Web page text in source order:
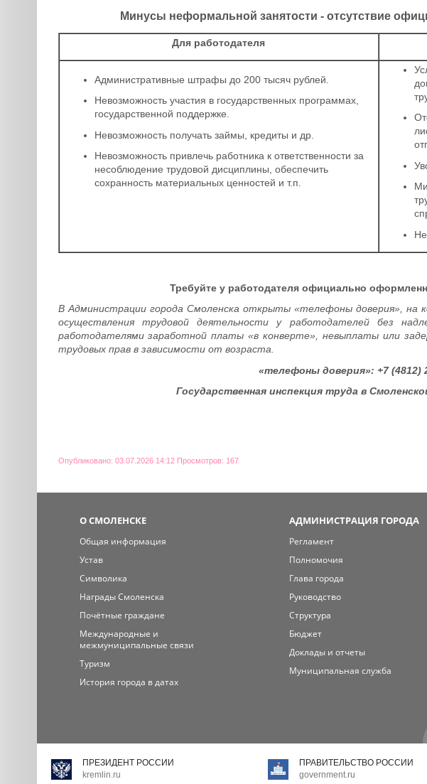
Минусы неформальной занятости - отсутствие
Для работодателя
Административные штрафы до 200 тысяч рублей.
Невозможность участия в государственных программах,
государственной поддержке.
Невозможность получать займы, кредиты и др.
Невозможность привлечь работника к ответственности за
несоблюдение трудовой дисциплины, обеспечить
сохранность материальных ценностей и т.п.
Требуйте у работодателя официально
В Администрации города Смоленска открыты «телефоны доверия»,
осуществления трудовой деятельности у работодателей без
работодателями заработной платы «в конверте», невыплаты или
трудовых прав в зависимости от возраста.
«телефоны доверия»: +7 (4812)
Государственная инспекция труда в
Опубликовано: 03.07.2026 14:12 Просмотров: 167
О СМОЛЕНСКЕ
Общая информация
Устав
Символика
Награды Смоленска
Почётные граждане
Международные и
межмуниципальные связи
Туризм
История города в датах
АДМИНИСТРАЦИЯ ГОРОДА
Регламент
Полномочия
Глава города
Руководство
Структура
Бюджет
Доклады и отчеты
Муниципальная служба
ПРЕЗИДЕНТ РОССИИ
kremlin.ru
ПРАВИТЕЛЬСТВО РОССИИ
government.ru